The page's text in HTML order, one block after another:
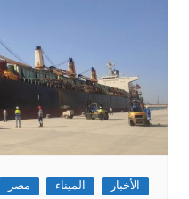
الأخبار الميناء مصر